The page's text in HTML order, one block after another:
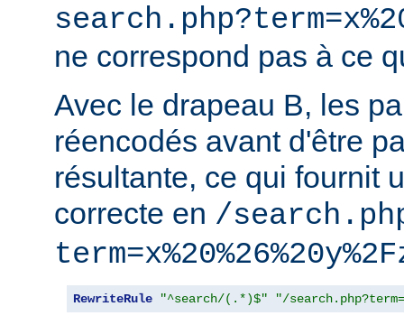
ne correspond pas à ce
Avec le drapeau B, les
réencodés avant d'être
résultante, ce qui fournit
correcte en /
RewriteRule "^search/(.*)$" "/